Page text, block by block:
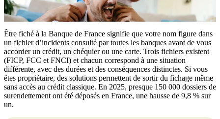
Être fiché à la Banque de France signifie que votre nom figure dans
un fichier d’incidents consulté par toutes les banques avant de vous
accorder un crédit, un chéquier ou une carte. Trois fichiers existent
(FICP, FCC et FNCI) et chacun correspond à une situation
différente, avec des durées et des conséquences distinctes. Si vous
êtes propriétaire, des solutions permettent de sortir du fichage même
sans accès au crédit classique. En 2025, presque 150 000 dossiers de
surendettement ont été déposés en France, une hausse de 9,8 % sur
un.